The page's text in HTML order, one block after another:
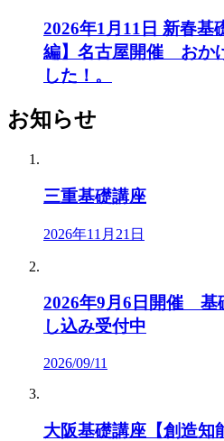
2026年1月11日 新春基
編】名古屋開催 おか
した！。
お知らせ
三重基礎講座
2026年11月21日
2026年9月6日開催 基
し込み受付中
2026/09/11
大阪基礎講座【創造知